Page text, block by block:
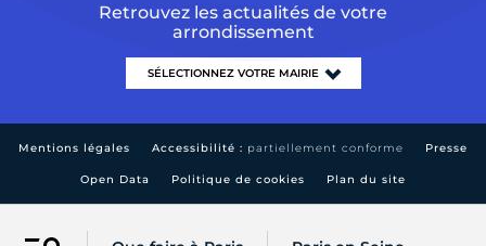
Retrouvez les actualités de votre
arrondissement
Mentions légales Accessibilité : partiellement conforme Presse
Open Data Politique de cookies Plan du site